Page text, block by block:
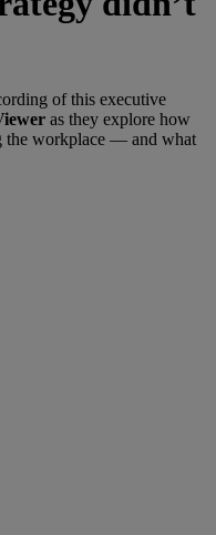
of this executive
as they explore how
the workplace — and what